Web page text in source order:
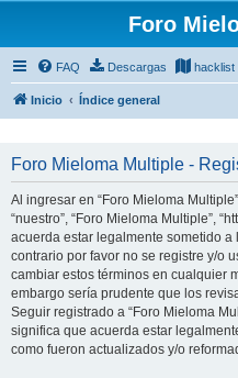
Foro
FAQ Descargas hacklist
Inicio Índice general
Foro Mieloma Multiple -
Al ingresar en “Foro Mieloma
“nuestro”, “Foro Mieloma Multiple”,
acuerda estar legalmente sometido
contrario por favor no se registre y/o
cambiar estos términos en cualquier
embargo sería prudente que los
Seguir registrado a “Foro Mieloma
significa que acuerda estar
como fueron actualizados y/o